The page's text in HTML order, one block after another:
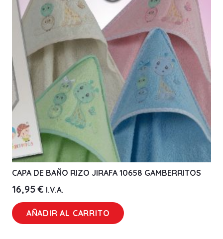
CAPA DE BAÑO RIZO JIRAFA 10658 GAMBERRITOS
16,95€ I.V.A.
AÑADIR AL CARRITO